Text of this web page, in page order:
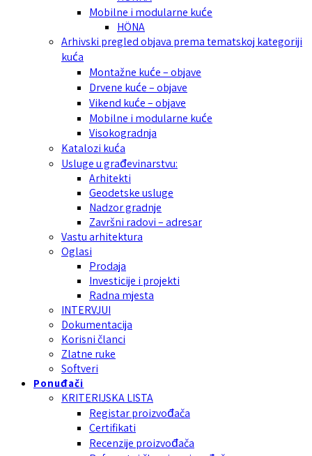
Mobilne i modularne kuće
HÖNA
Arhivski pregled objava prema tematskoj kategoriji
kuća
Montažne kuće – objave
Drvene kuće – objave
Vikend kuće – objave
Mobilne i modularne kuće
Visokogradnja
Katalozi kuća
Usluge u građevinarstvu:
Arhitekti
Geodetske usluge
Nadzor gradnje
Završni radovi – adresar
Vastu arhitektura
Oglasi
Prodaja
Investicije i projekti
Radna mjesta
INTERVJUI
Dokumentacija
Korisni članci
Zlatne ruke
Softveri
Ponuđači
KRITERIJSKA LISTA
Registar proizvođača
Certifikati
Recenzije proizvođača